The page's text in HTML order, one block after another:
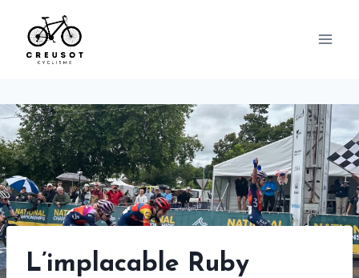
content
L’implacable Ruby